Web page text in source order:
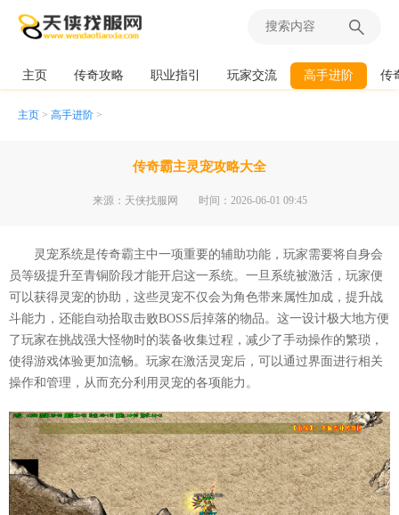
主页 传奇攻略 职业指引 玩家交流 高手进阶 传
主页 > 高手进阶 >
传奇霸主灵宠攻略大全
来源：天侠找服网 时间：2026-06-01 09:45
灵宠系统是传奇霸主中一项重要的辅助功能，玩家需要将自身会
员等级提升至青铜阶段才能开启这一系统。一旦系统被激活，玩家便
可以获得灵宠的协助，这些灵宠不仅会为角色带来属性加成，提升战
斗能力，还能自动拾取击败BOSS后掉落的物品。这一设计极大地方便
了玩家在挑战强大怪物时的装备收集过程，减少了手动操作的繁琐，
使得游戏体验更加流畅。玩家在激活灵宠后，可以通过界面进行相关
操作和管理，从而充分利用灵宠的各项能力。